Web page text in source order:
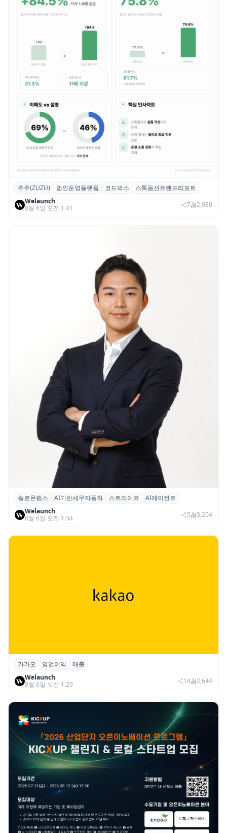
스톡옵션 취소율 2년 만에 18.2%→31.3%…
권리 발생 즉시 행사 비중도 급증
주주(ZUZU) 법인운영플랫폼 코드박스
스톡옵션트렌드리포트
Welaunch
8월 6일 오전 1:41
7 2,080
솔로몬랩스, 스트라이프 출신 이창헌 영입…
절세 전략 AI 에이전트 개발 본격화
솔로몬랩스 AI기반세무자동화 스트라이프
AI에이전트
Welaunch
8월 6일 오전 1:34
5 3,204
카카오, 2026년 2분기 매출 2조985억·영업
이익 2770억…역대 분기 최대
카카오 영업이익
매출
Welaunch
8월 6일 오전 1:29
14 2,644